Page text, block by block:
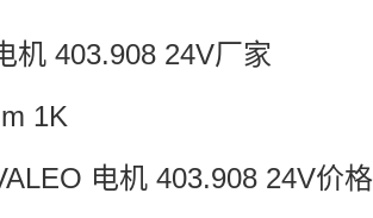
机 403.908 24V厂家
1K
电机 403.908 24V价格